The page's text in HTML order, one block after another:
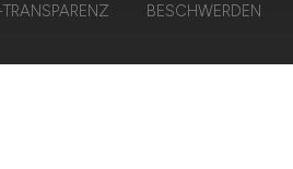
TRANSPARENZ
BESCHWERDEN